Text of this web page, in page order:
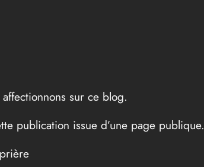
sur ce blog.
publication issue d’une page publique.